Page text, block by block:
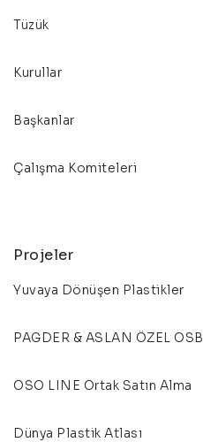
Tüzük
Kurullar
Başkanlar
Çalışma Komiteleri
Projeler
Yuvaya Dönüşen Plastikler
PAGDER & ASLAN ÖZEL OSB
OSO LINE Ortak Satın Alma
Dünya Plastik Atlası